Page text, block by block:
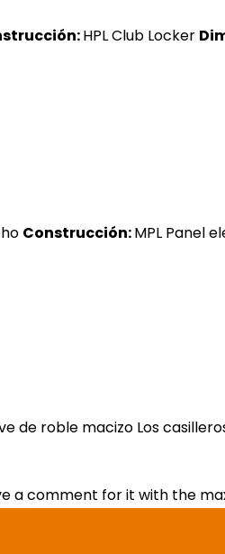
HPL Club Locker
Construcción:MPL Panel
roble macizo Los
a comment for it with the